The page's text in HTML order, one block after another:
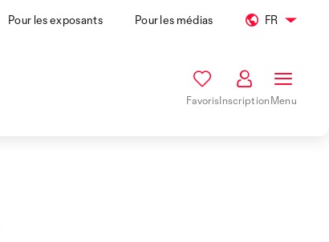
Pour les exposants Pour les médias FR
FavorisInscriptionMenu